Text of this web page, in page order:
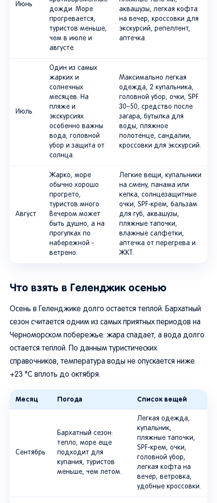
Июнь
дожди. Море
прогревается,
туристов меньше,
чем в июле и
августе.
аквашузы, легкая кофта
на вечер, кроссовки для
экскурсий, репеллент,
аптечка.
Июль
Один из самых
жарких и
солнечных
месяцев. На
пляже и
экскурсиях
особенно важны
вода, головной
убор и защита от
солнца.
Максимально легкая
одежда, 2 купальника,
головной убор, очки, SPF
30–50, средство после
загара, бутылка для
воды, пляжное
полотенце, сандалии,
кроссовки для экскурсий.
Август
Жарко, море
обычно хорошо
прогрето,
туристов много.
Вечером может
быть душно, а на
прогулках по
набережной -
ветрено.
Легкие вещи, купальники
на смену, панама или
кепка, солнцезащитные
очки, SPF-крем, бальзам
для губ, аквашузы,
пляжные тапочки,
влажные салфетки,
аптечка от перегрева и
ЖКТ.
Что взять в Геленджик осенью
Осень в Геленджике долго остается теплой. Бархатный
сезон считается одним из самых приятных периодов на
Черноморском побережье: жара спадает, а вода долго
остается теплой. По данным туристических
справочников, температура воды не опускается ниже
+23 °C вплоть до октября.
Месяц Погода Список вещей
Сентябрь
Бархатный сезон:
тепло, море еще
подходит для
купания, туристов
меньше, чем летом.
Легкая одежда,
купальник,
пляжные тапочки,
SPF-крем, очки,
головной убор,
легкая кофта на
вечер, ветровка,
удобные кроссовки.